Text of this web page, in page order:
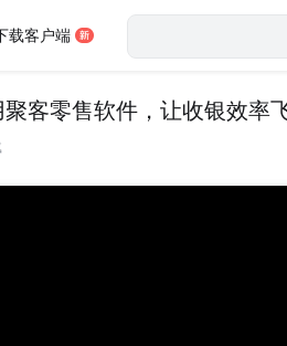
载客户端
客零售软件，让收银效率飞